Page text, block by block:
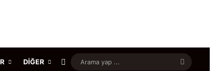
DIĞER Rastgele Makale
Arama